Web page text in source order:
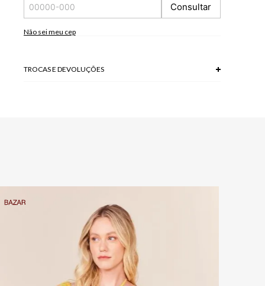
Consultar
Não sei meu cep
TROCAS E DEVOLUÇÕES